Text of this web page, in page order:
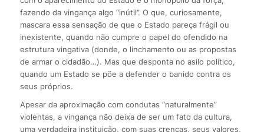
fazendo da vingança algo “inútil”. O que, curiosamente,
mascara essa sensação de que o Estado pareça frágil ou
inexistente, quando não cumpre o papel do ofendido na
estrutura vingativa (donde, o linchamento ou as propostas
de armar o cidadão…). Mas que desponta no asilo político,
quando um Estado se põe a defender o banido contra os
seus próprios.
Apesar da aproximação com condutas “naturalmente”
violentas, a vingança não deixa de ser um fato da cultura,
uma verdadeira instituição, com suas crenças, seus valores,